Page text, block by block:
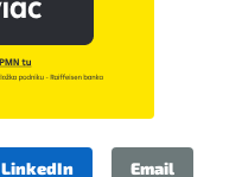
LinkedIn Email